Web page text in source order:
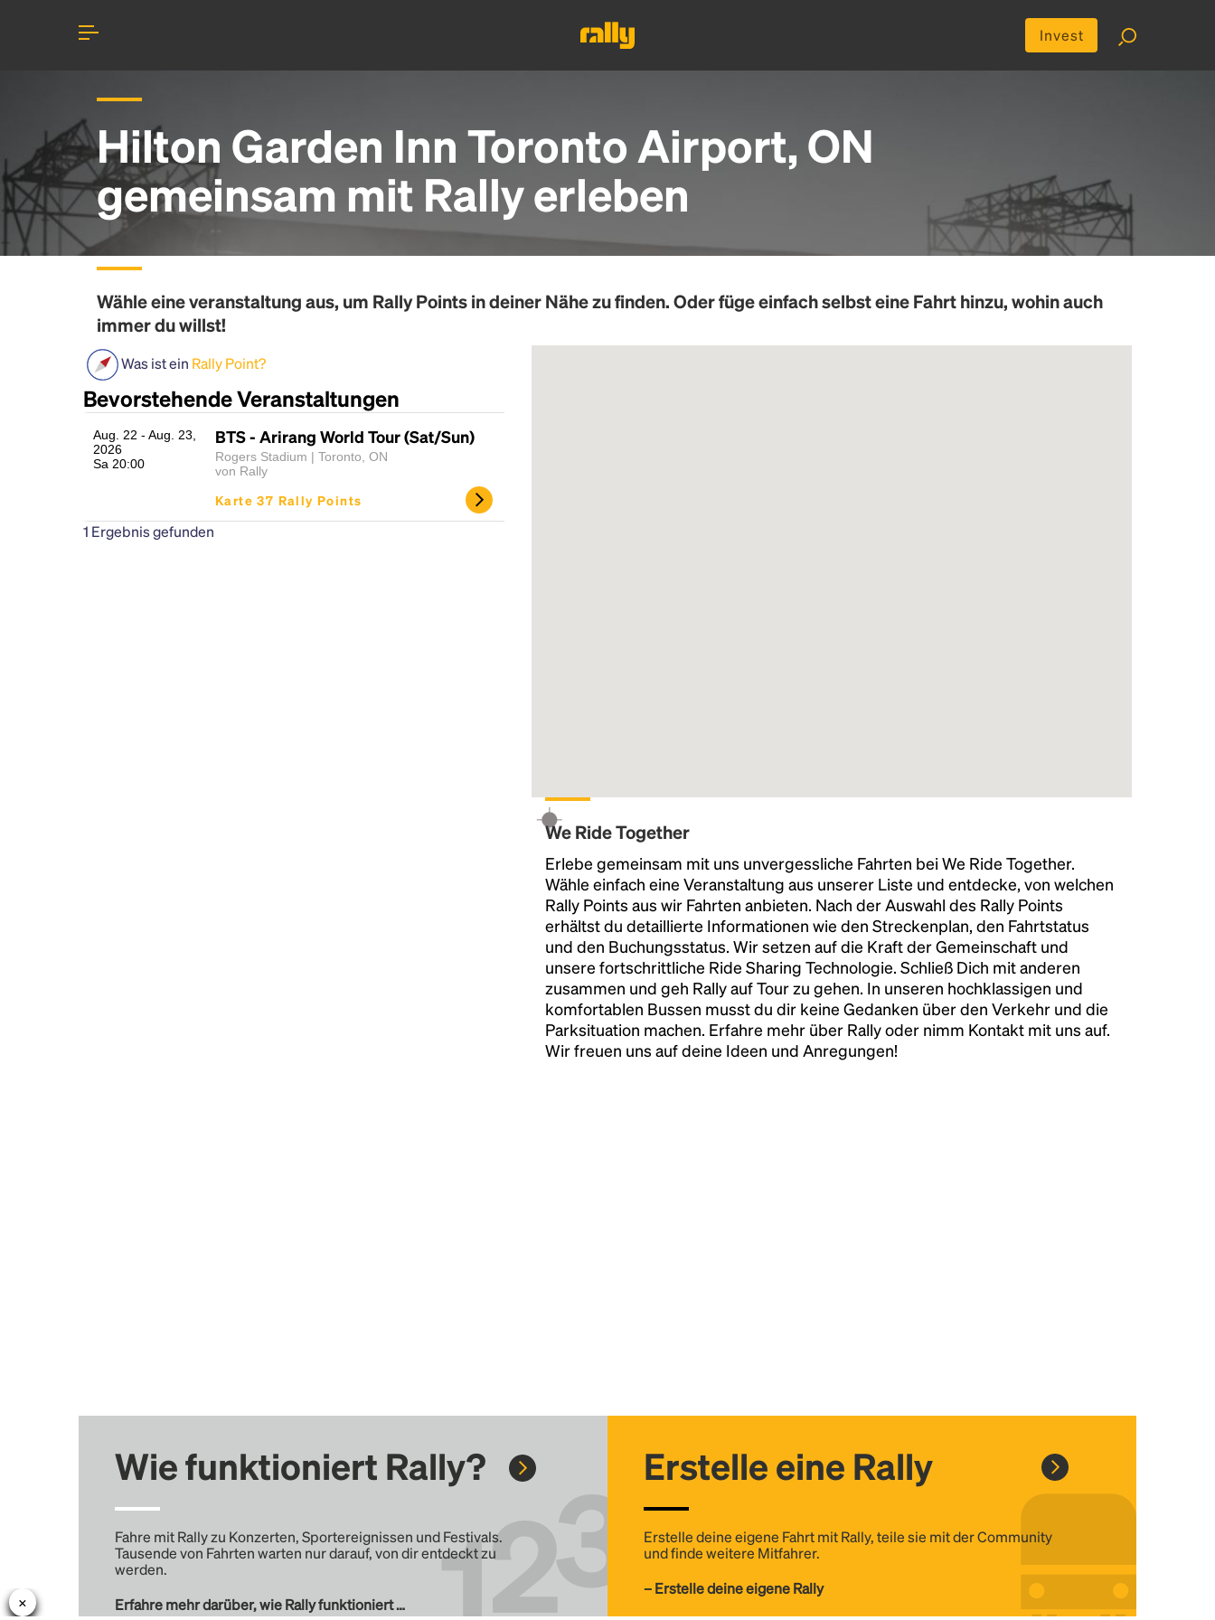
Invest
Hilton Garden Inn Toronto Airport, ON
gemeinsam mit Rally erleben
Wähle eine veranstaltung aus, um Rally Pointsin deiner Nähe zu finden. Oder füge einfach selbst eine Fahrt hinzu, wohin auch
immer du willst!
Was ist ein Rally Point?
Bevorstehende Veranstaltungen
Aug. 22 - Aug. 23,
2026
Sa 20:00
BTS - Arirang World Tour (Sat/Sun)
Rogers Stadium | Toronto, ON
von Rally
Karte 37 Rally Points
1 Ergebnis gefunden
We Ride Together
Erlebe gemeinsam mit uns unvergessliche Fahrten bei We Ride Together.
Wähle einfach eine Veranstaltung aus unserer Liste und entdecke, von welchen
Rally Points aus wir Fahrten anbieten. Nach der Auswahl des Rally Points
erhältst du detaillierte Informationen wie den Streckenplan, den Fahrtstatus
und den Buchungsstatus. Wir setzen auf die Kraft der Gemeinschaft und
unsere fortschrittliche Ride Sharing Technologie. Schließ Dich mit anderen
zusammen und geh Rally auf Tour zu gehen. In unseren hochklassigen und
komfortablen Bussen musst du dir keine Gedanken über den Verkehr und die
Parksituation machen. Erfahre mehr über Rally oder nimm Kontakt mit uns auf.
Wir freuen uns auf deine Ideen und Anregungen!
Wie funktioniert Rally?
Fahre mit Rally zu Konzerten, Sportereignissen und Festivals.
Tausende von Fahrten warten nur darauf, von dir entdeckt zu
werden.
Erfahre mehr darüber, wie Rally funktioniert …
Erstelle eine Rally
Erstelle deine eigene Fahrt mit Rally, teile sie mit der Community
und finde weitere Mitfahrer.
– Erstelle deine eigene Rally
unknown printer took a galley of type and
scrambled it to make a type specimen book. It
has survived not only five centuries, but also
the leap into electronic typesetting, remaining
essentially unchanged.